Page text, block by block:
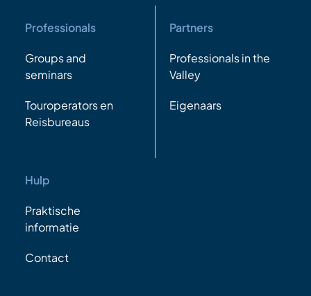
Professionals
Groups and
seminars
Touroperators en
Reisbureaus
Partners
Professionals in the
Valley
Eigenaars
Hulp
Praktische
informatie
Contact